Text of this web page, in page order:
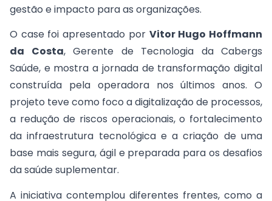
gestão e impacto para as organizações.
O case foi apresentado por Vitor Hugo Hoffmann
da Costa, Gerente de Tecnologia da Cabergs
Saúde, e mostra a jornada de transformação digital
construída pela operadora nos últimos anos. O
projeto teve como foco a digitalização de processos,
a redução de riscos operacionais, o fortalecimento
da infraestrutura tecnológica e a criação de uma
base mais segura, ágil e preparada para os desafios
da saúde suplementar.
A iniciativa contemplou diferentes frentes, como a